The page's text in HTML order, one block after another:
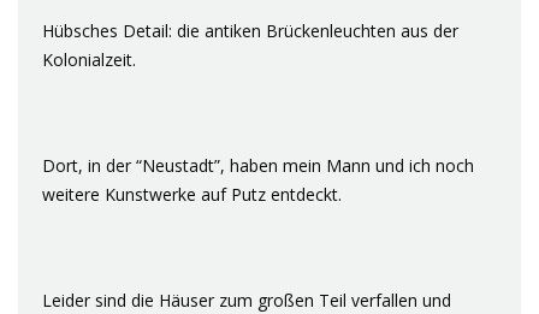
Hübsches Detail: die antiken Brückenleuchten aus der
Kolonialzeit.
Dort, in der “Neustadt”, haben mein Mann und ich noch
weitere Kunstwerke auf Putz entdeckt.
Leider sind die Häuser zum großen Teil verfallen und